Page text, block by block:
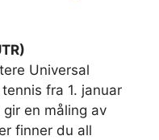
Universal
fra 1. januar
en måling av
finner du all